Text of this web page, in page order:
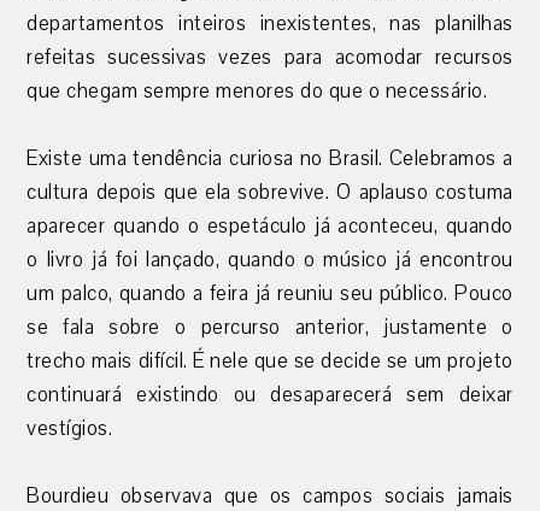
departamentos inteiros inexistentes, nas planilhas
refeitas sucessivas vezes para acomodar recursos
que chegam sempre menores do que o necessário.
Existe uma tendência curiosa no Brasil. Celebramos a
cultura depois que ela sobrevive. O aplauso costuma
aparecer quando o espetáculo já aconteceu, quando
o livro já foi lançado, quando o músico já encontrou
um palco, quando a feira já reuniu seu público. Pouco
se fala sobre o percurso anterior, justamente o
trecho mais difícil. É nele que se decide se um projeto
continuará existindo ou desaparecerá sem deixar
vestígios.
Bourdieu observava que os campos sociais jamais